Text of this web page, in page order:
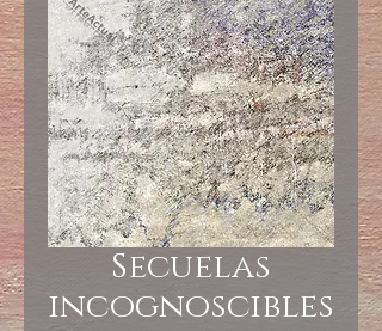
Secuelas
incognoscibles